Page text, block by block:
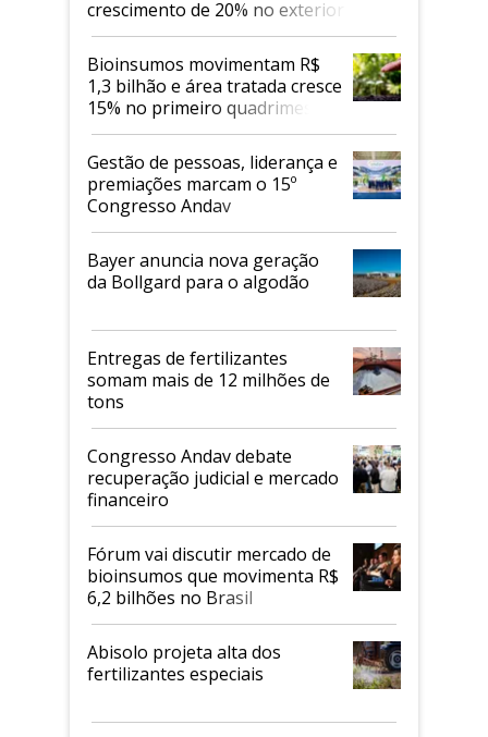
crescimento de 20% no exterior
Bioinsumos movimentam R$
1,3 bilhão e área tratada cresce
15% no primeiro quadrimestre
de 2026
Gestão de pessoas, liderança e
premiações marcam o 15º
Congresso Andav
Bayer anuncia nova geração
da Bollgard para o algodão
Entregas de fertilizantes
somam mais de 12 milhões de
tons
Congresso Andav debate
recuperação judicial e mercado
financeiro
Fórum vai discutir mercado de
bioinsumos que movimenta R$
6,2 bilhões no Brasil
Abisolo projeta alta dos
fertilizantes especiais